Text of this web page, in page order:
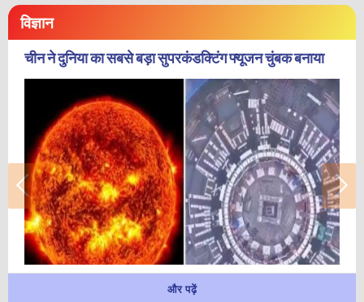
विज्ञान
चीन ने दुनिया का सबसे बड़ा सुपरकंडक्टिंग फ्यूजन चुंबक बनाया
और पढ़ें